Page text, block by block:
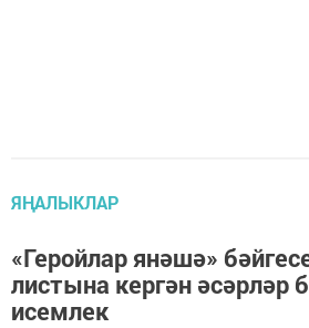
ЯҢАЛЫКЛАР
«Геройлар янәшә»
листына кергән әсәрләр
исемлек